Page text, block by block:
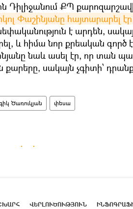
Դիլիջանում ՔՊ
Փաշինյանը հայտարարել էր
է արդեն,
և հիմա նոր քրեական գործ է
նաև ասել էր, որ տան
քարերը, սակայն չգիտի՝
Ծառուկյան փեսա
ՎԵՐԼՈՒԾՈՒԹՅՈՒՆ